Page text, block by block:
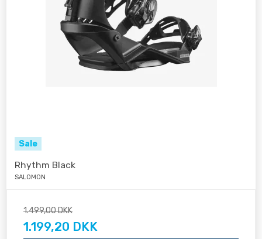
Sale
Rhythm Black
SALOMON
1.499,00 DKK
1.199,20 DKK